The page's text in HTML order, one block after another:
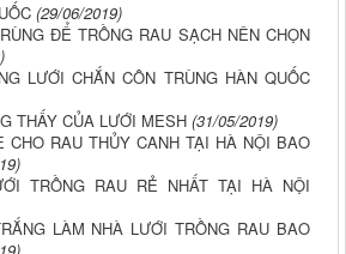
(29/06/2019)
ĐỂ TRỒNG RAU SẠCH NÊN CHỌN
LƯỚI CHẮN CÔN TRÙNG HÀN QUỐC
THẤY CỦA LƯỚI MESH (31/05/2019)
CHO RAU THỦY CANH TẠI HÀ NỘI BAO
TRỒNG RAU RẺ NHẤT TẠI HÀ NỘI
LÀM NHÀ LƯỚI TRỒNG RAU BAO